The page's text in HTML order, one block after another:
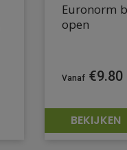
Euronorm
open
€9.80
BEKIJKEN